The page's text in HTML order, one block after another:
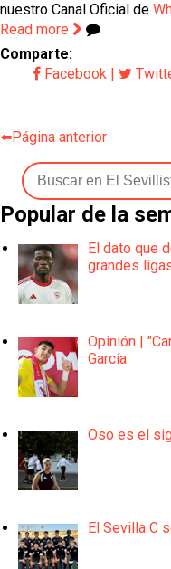
nuestro Canal Oficial de
Read more
Comparte:
Facebook
⬅️Página anterior
Popular de la
El dato que
grandes
Opinión |
García
Oso es el
El Sevilla C